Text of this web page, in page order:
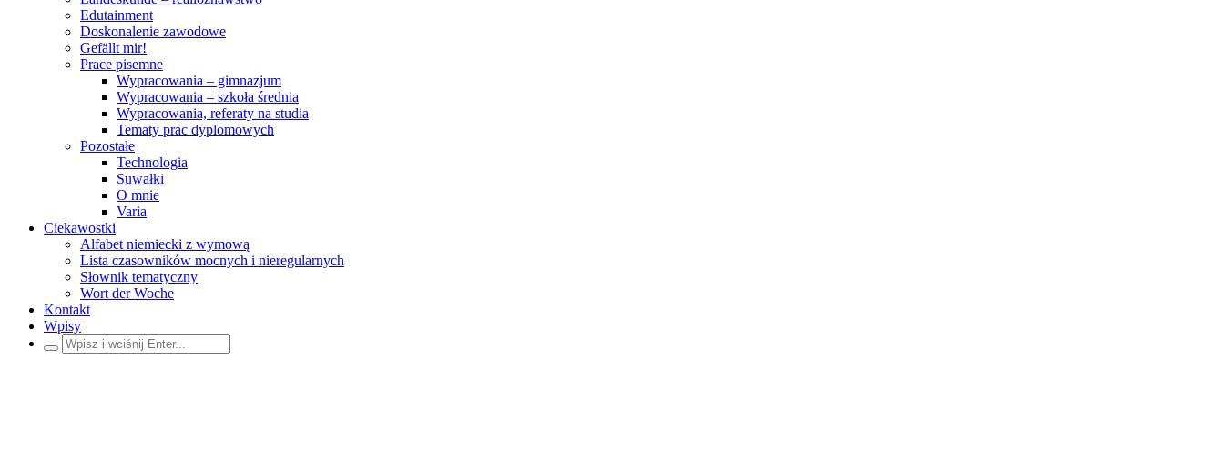
Edutainment
Doskonalenie zawodowe
Gefällt mir!
Prace pisemne
Wypracowania – gimnazjum
Wypracowania – szkoła średnia
Wypracowania, referaty na studia
Tematy prac dyplomowych
Pozostałe
Technologia
Suwałki
O mnie
Varia
Ciekawostki
Alfabet niemiecki z wymową
Lista czasowników mocnych i nieregularnych
Słownik tematyczny
Wort der Woche
Kontakt
Wpisy